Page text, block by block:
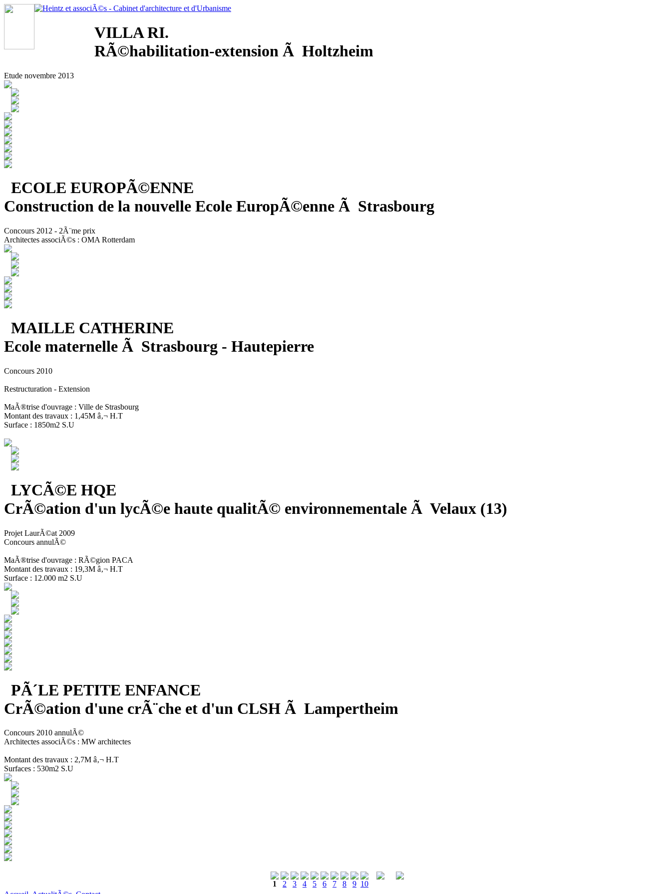
VILLA RI.
RÃ©habilitation-extension Ã Holtzheim
Etude novembre 2013
ECOLE EUROPÃ©ENNE
Construction de la nouvelle Ecole EuropÃ©enne Ã Strasbourg
Concours 2012 - 2Ã¨me prix
Architectes associÃ©s : OMA Rotterdam
MAILLE CATHERINE
Ecole maternelle Ã Strasbourg - Hautepierre
Concours 2010
Restructuration - Extension
MaÃ®trise d'ouvrage : Ville de Strasbourg
Montant des travaux : 1,45M â‚¬ H.T
Surface : 1850m2 S.U
LYCÃ©E HQE
CrÃ©ation d'un lycÃ©e haute qualitÃ© environnementale Ã Velaux (13)
Projet LaurÃ©at 2009
Concours annulÃ©
MaÃ®trise d'ouvrage : RÃ©gion PACA
Montant des travaux : 19,3M â‚¬ H.T
Surface : 12.000 m2 S.U
PÃ´LE PETITE ENFANCE
CrÃ©ation d'une crÃ¨che et d'un CLSH Ã Lampertheim
Concours 2010 annulÃ©
Architectes associÃ©s : MW architectes
Montant des travaux : 2,7M â‚¬ H.T
Surfaces : 530m2 S.U
1 2 3 4 5 6 7 8 9 10